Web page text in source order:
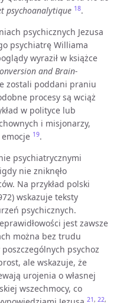
psychoanalytique 18.
psychicznych Jezusa
psychiatrę Williama
wyraził w książce
and Brain-
zostali poddani praniu
procesy są wciąż
w polityce lub
i misjonarzy,
19.
psychiatrycznymi
nie zniknęło
Na przykład polski
wskazuje teksty
psychicznych.
jest zawsze
można bez trudu
psychoz
ale wskazuje, że
urojenia o własnej
wszechmocy, co
21 , 22,